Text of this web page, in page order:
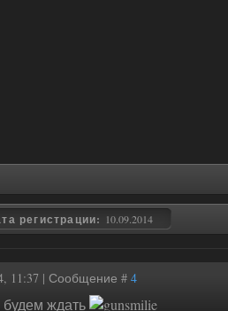
регистрации: 10.09.2014
11:37 | Сообщение # 4
будем ждать